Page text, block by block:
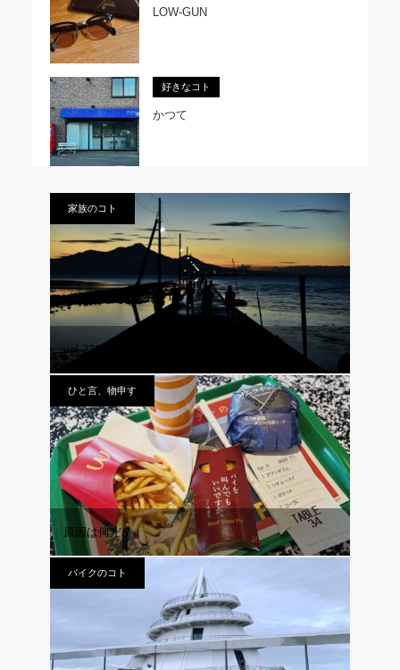
LOW-GUN
好きなコト
かつて
家族のコト
vol.231 日の入りにふける。
ひと言、物申す
原因は何だ？
バイクのコト